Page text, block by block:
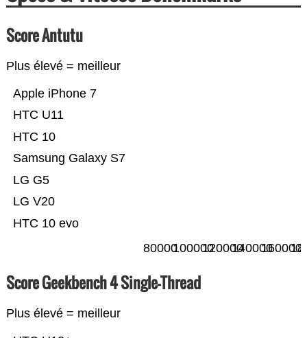
Score Antutu
Plus élevé = meilleur
HTC 10 evo
LG V20
LG G5
Samsung Galaxy S7
HTC 10
HTC U11
Apple iPhone 7
80000100000120000140000160000
Score Geekbench 4 Single-Thread
Plus élevé = meilleur